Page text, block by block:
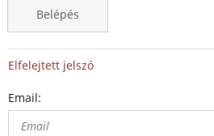
Belépés
Elfelejtett jelszó
Email: